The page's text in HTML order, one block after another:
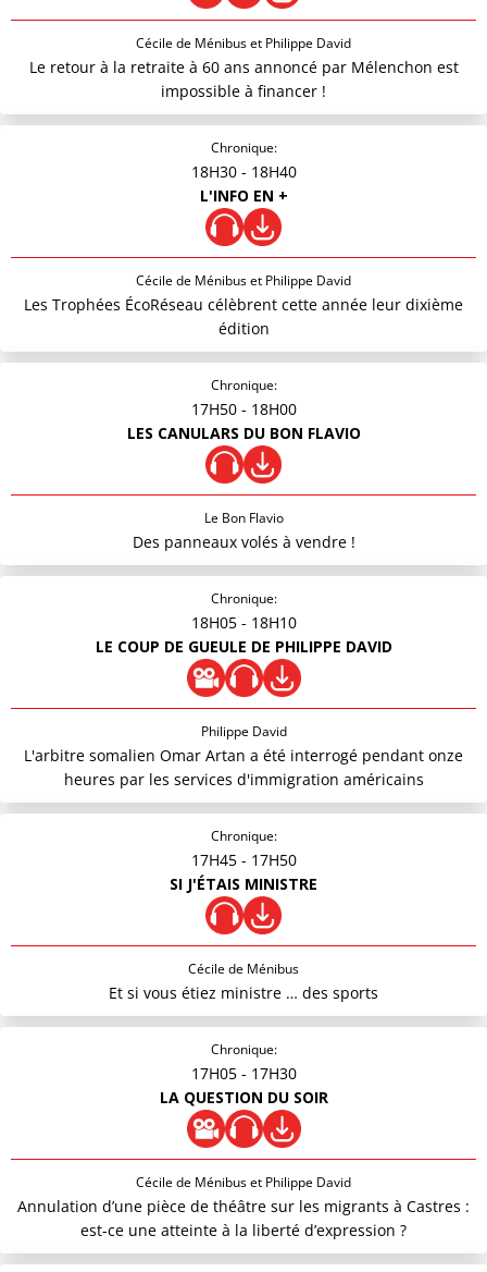
Cécile de Ménibus et Philippe David
Le retour à la retraite à 60 ans annoncé par Mélenchon est
impossible à financer !
Chronique:
18H30 - 18H40
L'INFO EN +
Cécile de Ménibus et Philippe David
Les Trophées ÉcoRéseau célèbrent cette année leur dixième
édition
Chronique:
17H50 - 18H00
LES CANULARS DU BON FLAVIO
Le Bon Flavio
Des panneaux volés à vendre !
Chronique:
18H05 - 18H10
LE COUP DE GUEULE DE PHILIPPE DAVID
Philippe David
L'arbitre somalien Omar Artan a été interrogé pendant onze
heures par les services d'immigration américains
Chronique:
17H45 - 17H50
SI J'ÉTAIS MINISTRE
Cécile de Ménibus
Et si vous étiez ministre … des sports
Chronique:
17H05 - 17H30
LA QUESTION DU SOIR
Cécile de Ménibus et Philippe David
Annulation d’une pièce de théâtre sur les migrants à Castres :
est-ce une atteinte à la liberté d’expression ?